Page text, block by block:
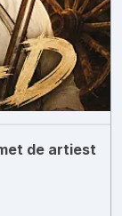
de artiest